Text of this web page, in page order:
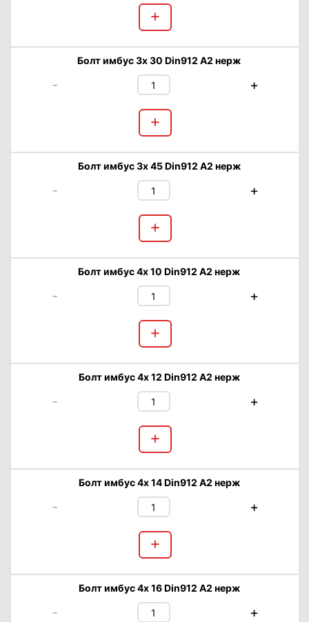
+
Болт имбус 3х 30 Din912 А2 нерж
- +
+
Болт имбус 3х 45 Din912 А2 нерж
- +
+
Болт имбус 4х 10 Din912 А2 нерж
- +
+
Болт имбус 4х 12 Din912 А2 нерж
- +
+
Болт имбус 4х 14 Din912 А2 нерж
- +
+
Болт имбус 4х 16 Din912 А2 нерж
- +